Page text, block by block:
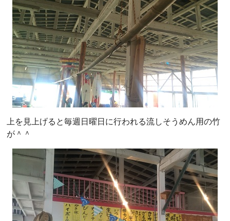
上を見上げると毎週日曜日に行われる流しそうめん用の竹
が＾＾